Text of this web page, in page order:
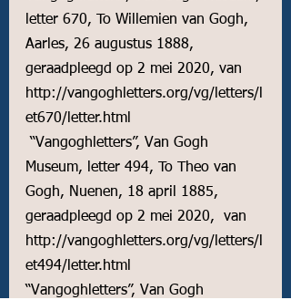
letter 670, To Willemien van Gogh,
Aarles, 26 augustus 1888,
geraadpleegd op 2 mei 2020, van
http://vangoghletters.org/vg/letters/l
et670/letter.html
Museum, letter 494, To Theo van
Gogh, Nuenen, 18 april 1885,
geraadpleegd op 2 mei 2020,  van
http://vangoghletters.org/vg/letters/l
et494/letter.html
“Vangoghletters”, Van Gogh